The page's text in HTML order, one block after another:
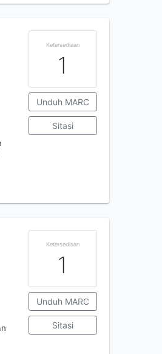
Ketersediaan
1
Unduh MARC
Sitasi
Ketersediaan
1
Unduh MARC
Sitasi